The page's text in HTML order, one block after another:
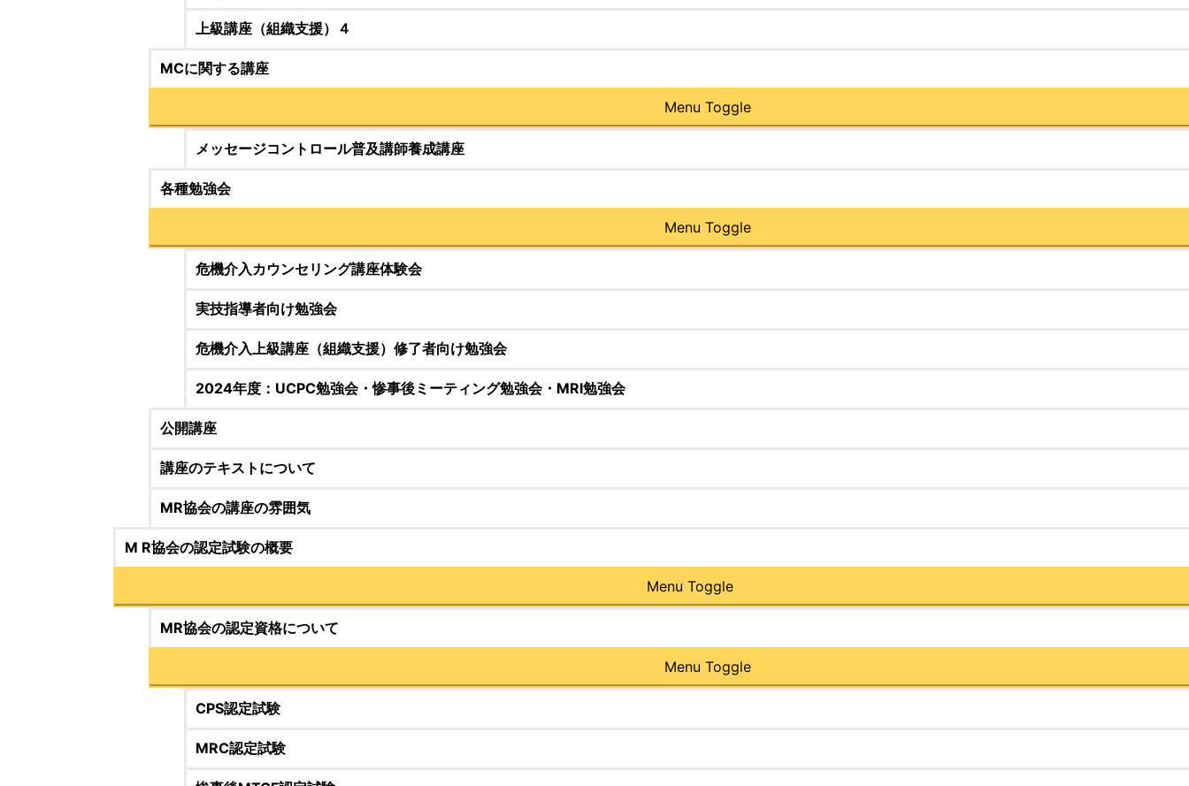
上級講座（組織支援）４
MCに関する講座
Menu Toggle
メッセージコントロール普及講師養成講座
各種勉強会
Menu Toggle
危機介入カウンセリング講座体験会
実技指導者向け勉強会
危機介入上級講座（組織支援）修了者向け勉強会
2024年度：UCPC勉強会・惨事後ミーティング勉強会・MRI勉強会
公開講座
講座のテキストについて
MR協会の講座の雰囲気
M R協会の認定試験の概要
Menu Toggle
MR協会の認定資格について
Menu Toggle
CPS認定試験
MRC認定試験